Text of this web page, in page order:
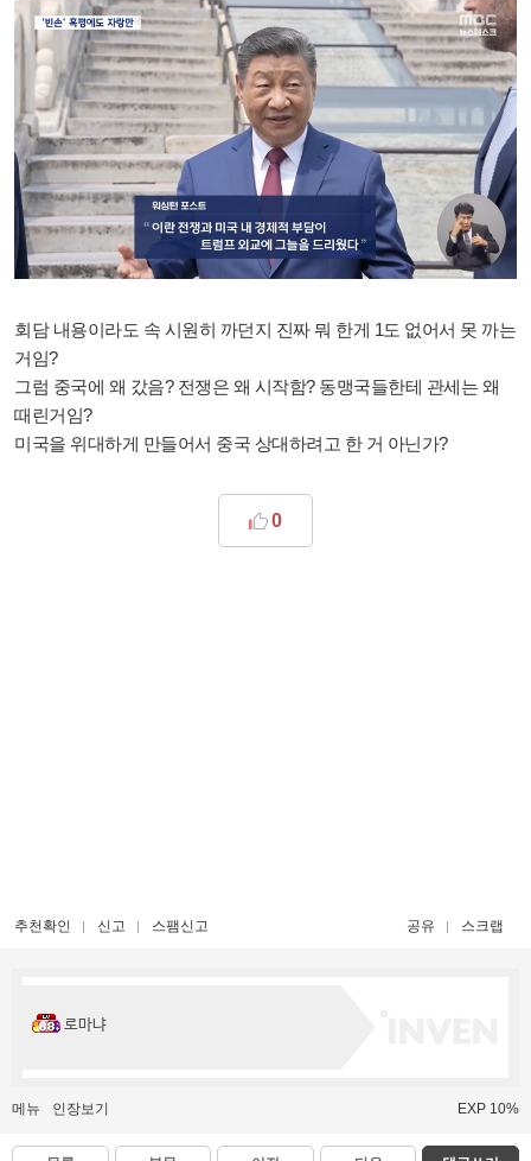
회담 내용이라도 속 시원히 까던지 진짜 뭐 한게 1도 없어서 못 까는
거임?
그럼 중국에 왜 갔음? 전쟁은 왜 시작함? 동맹국들한테 관세는 왜
때린거임?
미국을 위대하게 만들어서 중국 상대하려고 한 거 아닌가?
0
추천확인 신고 스팸신고 공유 스크랩
로마냐
메뉴 인장보기 EXP 10%